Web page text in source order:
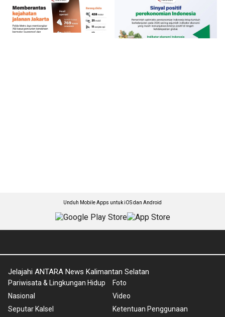
Unduh Mobile Apps untuk iOS dan Android
Jelajahi ANTARA News Kalimantan Selatan
Pariwisata & Lingkungan Hidup
Nasional
Seputar Kalsel
Foto
Video
Ketentuan Penggunaan